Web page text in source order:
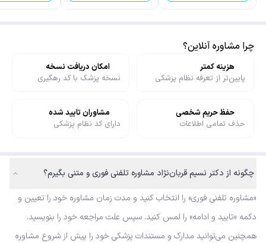
چرا مشاوره آنلاین؟
هزینه کمتر
پایین‌تر از تعرفه نظام پزشکی
امکان دریافت نسخه
نسخه پزشک با کد رهگیری
حفظ حریم شخصی
حذف تمامی اطلاعات
مشاوران تایید شده
دارای کد نظام پزشکی
چگونه از دکتر نسیم قربان‌نژاد مشاوره تلفنی فوری و متنی بگیرم؟
«مشاوره تلفنی فوری» را انتخاب کنید و مدت زمان مشاوره خود را تعیین و
دکمه «تایید و ادامه» را لمس کنید. سپس علت مراجعه خود را بنویسید.
همچنین می‌توانید مدارک و مستندات پزشکی خود را پیش از شروع مشاوره